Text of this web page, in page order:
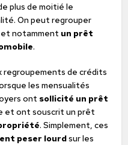
plus de moitié le
On peut regrouper
notamment un prêt
.
regroupements de crédits
les mensualités
ont sollicité un prêt
et ont souscrit un prêt
. Simplement, ces
peser lourdsur les